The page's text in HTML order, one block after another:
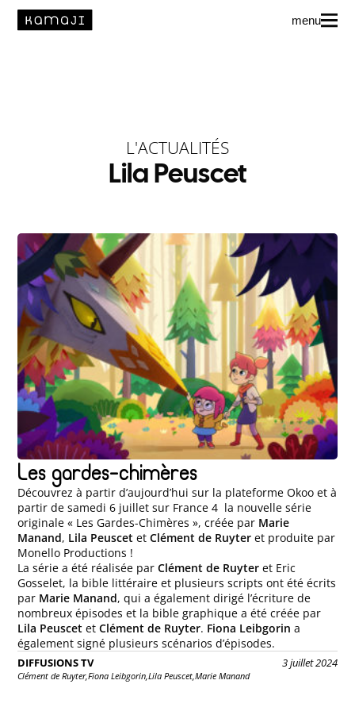
menu
L'ACTUALITÉS
Lila Peuscet
Les gardes-chimères
Découvrez à partir d’aujourd’hui sur la plateforme Okoo et à
partir de samedi 6 juillet sur France 4 la nouvelle série
originale « Les Gardes-Chimères », créée par Marie
Manand, Lila Peuscet etClément de Ruyter et produite par
Monello Productions !
La série a été réalisée parClément de Ruyter et Eric
Gosselet, la bible littéraire et plusieurs scripts ont été écrits
par Marie Manand, qui a également dirigé l’écriture de
nombreux épisodes et la bible graphique a été créée par
Lila Peuscet etClément de Ruyter. Fiona Leibgorin a
également signé plusieurs scénarios d’épisodes.
DIFFUSIONS TV 3 juillet 2024
Clément de Ruyter,Fiona Leibgorin,Lila Peuscet,Marie Manand